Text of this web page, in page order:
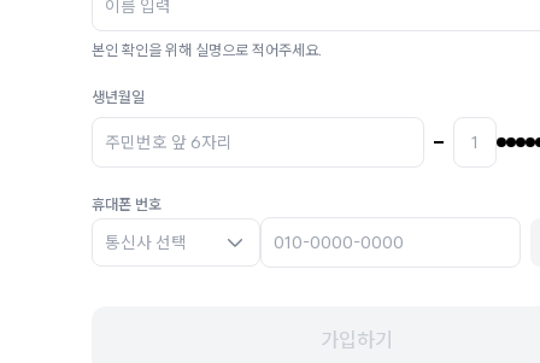
본인 확인을 위해 실명으로 적어주세요.
생년월일
휴대폰 번호
통신사 선택
가입하기